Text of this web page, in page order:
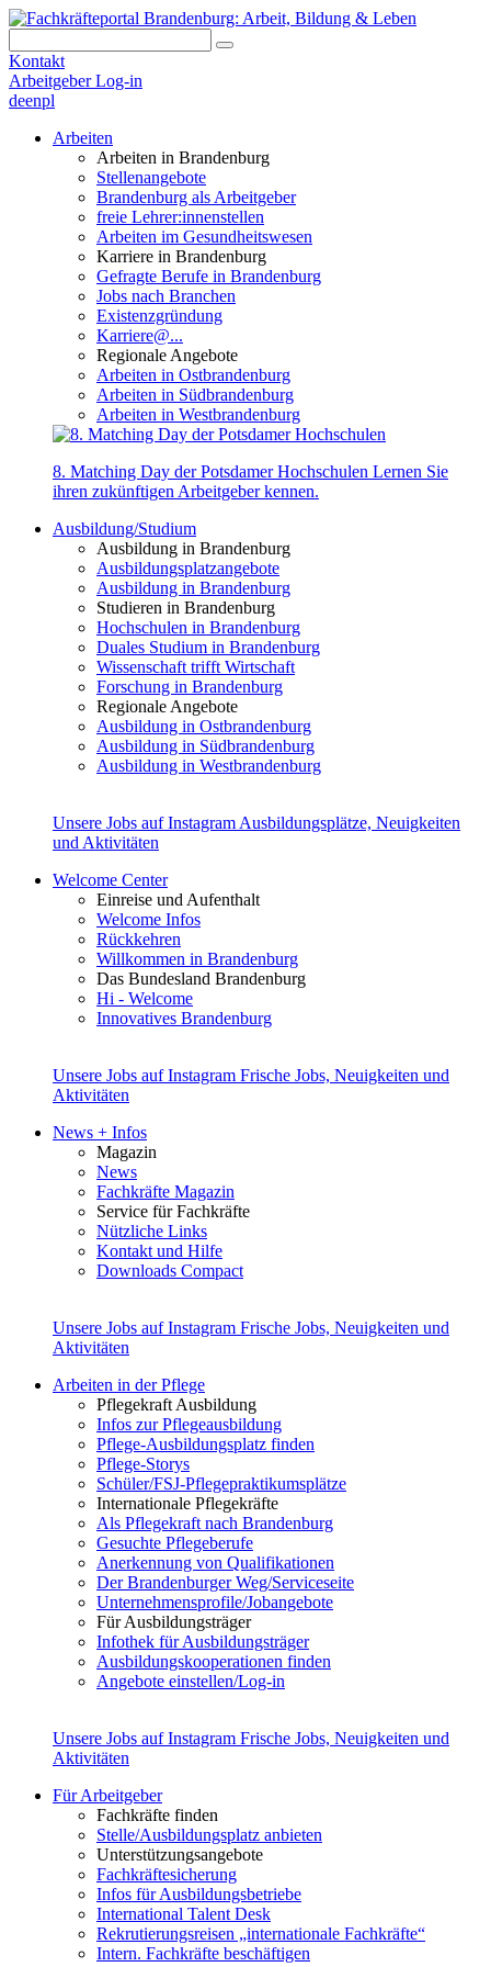
Kontakt
Arbeitgeber Log-in
deenpl
Arbeiten
Arbeiten in Brandenburg
Stellenangebote
Brandenburg als Arbeitgeber
freie Lehrer:innenstellen
Arbeiten im Gesundheitswesen
Karriere in Brandenburg
Gefragte Berufe in Brandenburg
Jobs nach Branchen
Existenzgründung
Karriere@...
Regionale Angebote
Arbeiten in Ostbrandenburg
Arbeiten in Südbrandenburg
Arbeiten in Westbrandenburg
8. Matching Day der Potsdamer Hochschulen Lernen Sie
ihren zukünftigen Arbeitgeber kennen.
Ausbildung/Studium
Ausbildung in Brandenburg
Ausbildungsplatzangebote
Ausbildung in Brandenburg
Studieren in Brandenburg
Hochschulen in Brandenburg
Duales Studium in Brandenburg
Wissenschaft trifft Wirtschaft
Forschung in Brandenburg
Regionale Angebote
Ausbildung in Ostbrandenburg
Ausbildung in Südbrandenburg
Ausbildung in Westbrandenburg
Unsere Jobs auf Instagram Ausbildungsplätze, Neuigkeiten
und Aktivitäten
Welcome Center
Einreise und Aufenthalt
Welcome Infos
Rückkehren
Willkommen in Brandenburg
Das Bundesland Brandenburg
Hi - Welcome
Innovatives Brandenburg
Unsere Jobs auf Instagram Frische Jobs, Neuigkeiten und
Aktivitäten
News + Infos
Magazin
News
Fachkräfte Magazin
Service für Fachkräfte
Nützliche Links
Kontakt und Hilfe
Downloads Compact
Unsere Jobs auf Instagram Frische Jobs, Neuigkeiten und
Aktivitäten
Arbeiten in der Pflege
Pflegekraft Ausbildung
Infos zur Pflegeausbildung
Pflege-Ausbildungsplatz finden
Pflege-Storys
Schüler/FSJ-Pflegepraktikumsplätze
Internationale Pflegekräfte
Als Pflegekraft nach Brandenburg
Gesuchte Pflegeberufe
Anerkennung von Qualifikationen
Der Brandenburger Weg/Serviceseite
Unternehmensprofile/Jobangebote
Für Ausbildungsträger
Infothek für Ausbildungsträger
Ausbildungskooperationen finden
Angebote einstellen/Log-in
Unsere Jobs auf Instagram Frische Jobs, Neuigkeiten und
Aktivitäten
Für Arbeitgeber
Fachkräfte finden
Stelle/Ausbildungsplatz anbieten
Unterstützungsangebote
Fachkräftesicherung
Infos für Ausbildungsbetriebe
International Talent Desk
Rekrutierungsreisen „internationale Fachkräfte“
Intern. Fachkräfte beschäftigen